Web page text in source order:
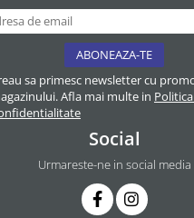
sa primesc newsletter cu
Afla mai multe in
Social
Urmareste-ne in social media